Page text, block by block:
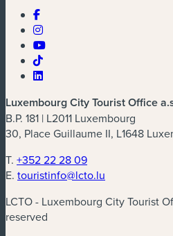
Luxembourg City Tourist Office
B.P. 181 | L2011 Luxembourg
30, Place Guillaume II, L1648
T. +352 22 28 09
E. touristinfo@lcto.lu
LCTO - Luxembourg City Tourist
reserved